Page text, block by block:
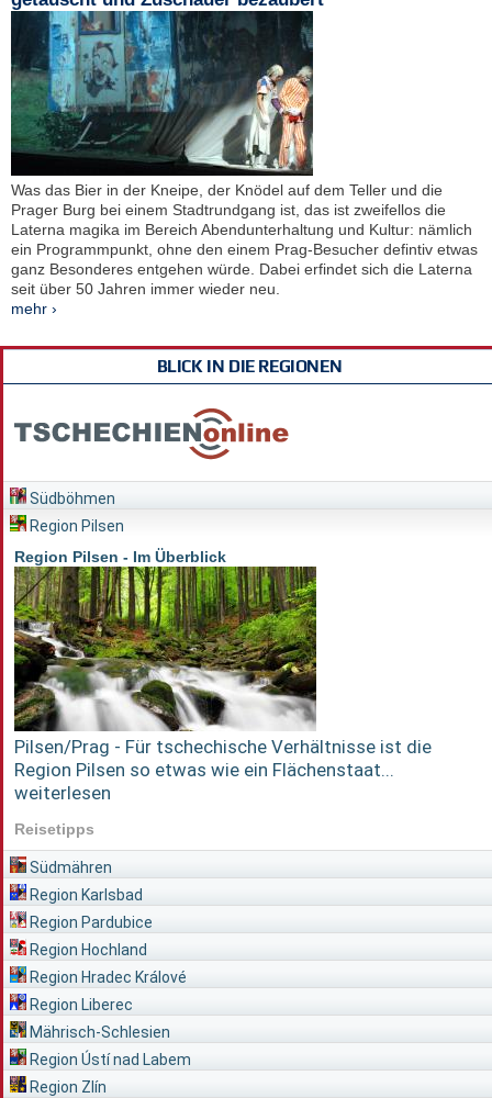
Was das Bier in der Kneipe, der Knödel auf dem Teller und die
Prager Burg bei einem Stadtrundgang ist, das ist zweifellos die
Laterna magika im Bereich Abendunterhaltung und Kultur: nämlich
ein Programmpunkt, ohne den einem Prag-Besucher defintiv etwas
ganz Besonderes entgehen würde. Dabei erfindet sich die Laterna
seit über 50 Jahren immer wieder neu.
mehr ›
BLICK IN DIE REGIONEN
Südböhmen
Region Pilsen
Region Pilsen - Im Überblick
Pilsen/Prag - Für tschechische Verhältnisse ist die
Region Pilsen so etwas wie ein Flächenstaat...
weiterlesen
Reisetipps
Südmähren
Region Karlsbad
Region Pardubice
Region Hochland
Region Hradec Králové
Region Liberec
Mährisch-Schlesien
Region Ústí nad Labem
Region Zlín